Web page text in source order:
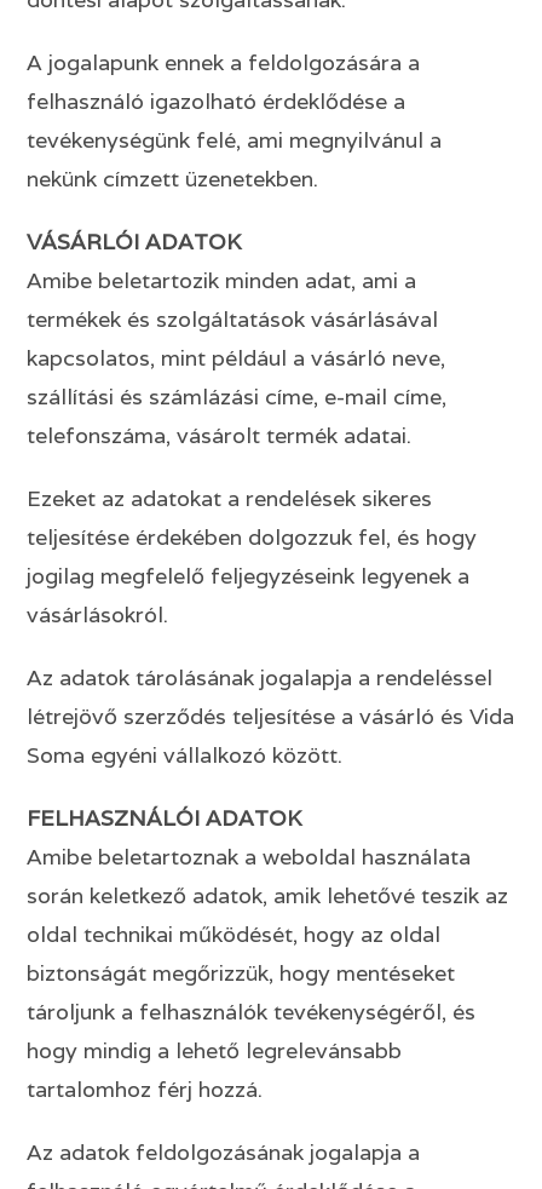
A jogalapunk ennek a feldolgozására a
felhasználó igazolható érdeklődése a
tevékenységünk felé, ami megnyilvánul a
nekünk címzett üzenetekben.
VÁSÁRLÓI ADATOK
Amibe beletartozik minden adat, ami a
termékek és szolgáltatások vásárlásával
kapcsolatos, mint például a vásárló neve,
szállítási és számlázási címe, e-mail címe,
telefonszáma, vásárolt termék adatai.
Ezeket az adatokat a rendelések sikeres
teljesítése érdekében dolgozzuk fel, és hogy
jogilag megfelelő feljegyzéseink legyenek a
vásárlásokról.
Az adatok tárolásának jogalapja a rendeléssel
létrejövő szerződés teljesítése a vásárló és Vida
Soma egyéni vállalkozó között.
FELHASZNÁLÓI ADATOK
Amibe beletartoznak a weboldal használata
során keletkező adatok, amik lehetővé teszik az
oldal technikai működését, hogy az oldal
biztonságát megőrizzük, hogy mentéseket
tároljunk a felhasználók tevékenységéről, és
hogy mindig a lehető legrelevánsabb
tartalomhoz férj hozzá.
Az adatok feldolgozásának jogalapja a